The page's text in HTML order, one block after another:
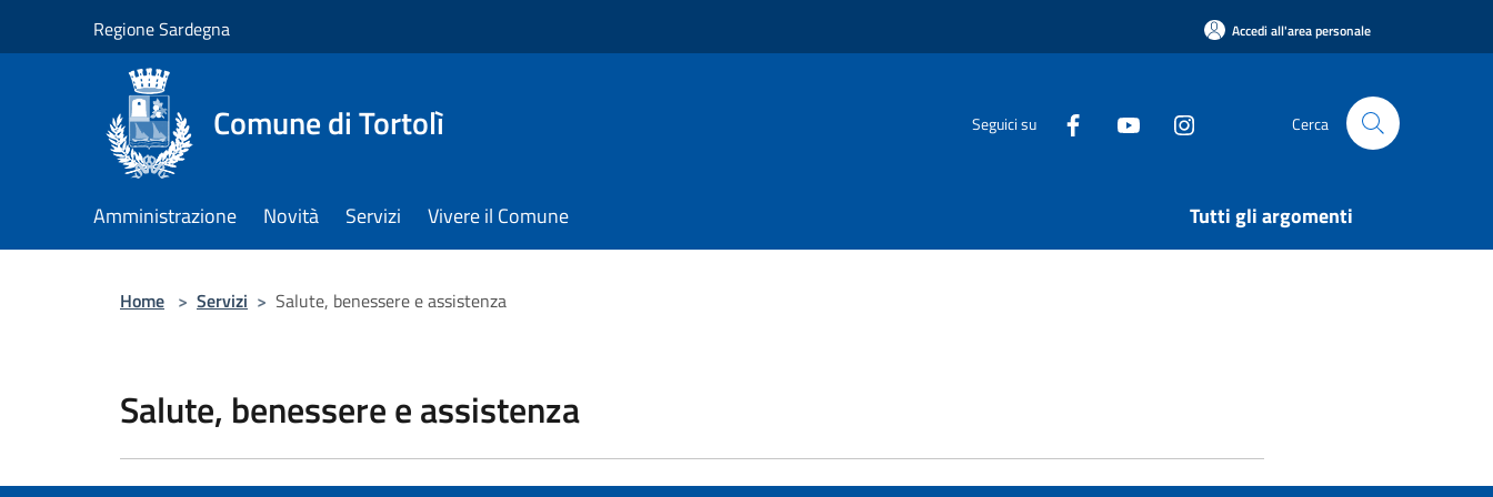
Regione Sardegna Accedi all'area personale
Comune di Tortolì Seguici su Cerca
Amministrazione Novità Servizi Vivere il Comune Tutti gli argomenti
Home > Servizi > Salute, benessere e assistenza
Salute, benessere e assistenza